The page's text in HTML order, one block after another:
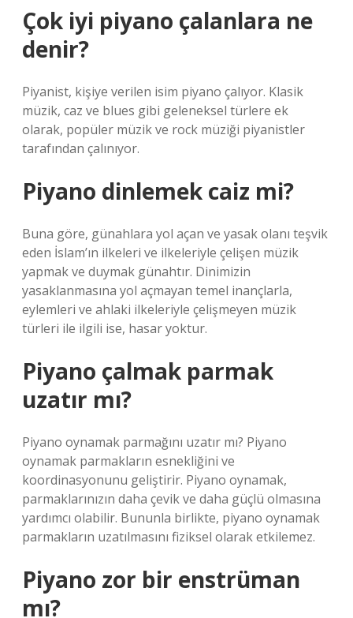
Çok iyi piyano çalanlara ne
denir?
Piyanist, kişiye verilen isim piyano çalıyor. Klasik
müzik, caz ve blues gibi geleneksel türlere ek
olarak, popüler müzik ve rock müziği piyanistler
tarafından çalınıyor.
Piyano dinlemek caiz mi?
Buna göre, günahlara yol açan ve yasak olanı teşvik
eden İslam’ın ilkeleri ve ilkeleriyle çelişen müzik
yapmak ve duymak günahtır. Dinimizin
yasaklanmasına yol açmayan temel inançlarla,
eylemleri ve ahlaki ilkeleriyle çelişmeyen müzik
türleri ile ilgili ise, hasar yoktur.
Piyano çalmak parmak
uzatır mı?
Piyano oynamak parmağını uzatır mı? Piyano
oynamak parmakların esnekliğini ve
koordinasyonunu geliştirir. Piyano oynamak,
parmaklarınızın daha çevik ve daha güçlü olmasına
yardımcı olabilir. Bununla birlikte, piyano oynamak
parmakların uzatılmasını fiziksel olarak etkilemez.
Piyano zor bir enstrüman
mı?